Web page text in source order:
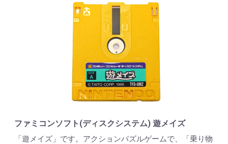
ファミコンソフト(ディスクシステム) 遊メイズ
「遊メイズ」です。アクションパズルゲームで、「乗り物